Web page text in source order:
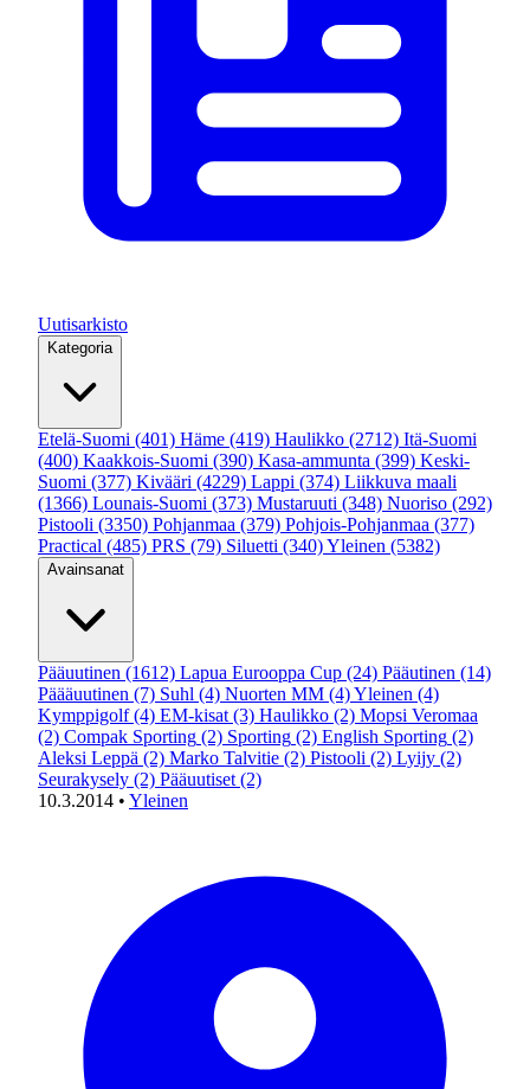
Uutisarkisto
Kategoria
Etelä-Suomi (401) Häme (419) Haulikko (2712) Itä-Suomi
(400) Kaakkois-Suomi (390) Kasa-ammunta (399) Keski-
Suomi (377) Kivääri (4229) Lappi (374) Liikkuva maali
(1366) Lounais-Suomi (373) Mustaruuti (348) Nuoriso (292)
Pistooli (3350) Pohjanmaa (379) Pohjois-Pohjanmaa (377)
Practical (485) PRS (79) Siluetti (340)Yleinen (5382)
Avainsanat
Pääuutinen (1612) Lapua Eurooppa Cup (24) Pääutinen (14)
Päääuutinen (7) Suhl (4) Nuorten MM (4)Yleinen (4)
Kymppigolf (4) EM-kisat (3) Haulikko (2) Mopsi Veromaa
(2) Compak Sporting (2) Sporting (2) English Sporting (2)
Aleksi Leppä (2) Marko Talvitie (2) Pistooli (2) Lyijy (2)
Seurakysely (2) Pääuutiset (2)
10.3.2014 • Yleinen